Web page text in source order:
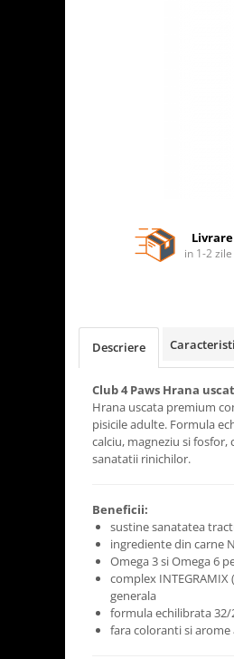
Livrare
in 1-2
Descriere
Club 4 Paws Hrana
Hrana uscata premium
pisicile adulte. Formula
calciu, magneziu si
sanatatii rinichilor.
Beneficii:
sustine sanatatea
ingrediente din carne
Omega 3 si Omega 6
complex
generala
formula echilibrata
fara coloranti si